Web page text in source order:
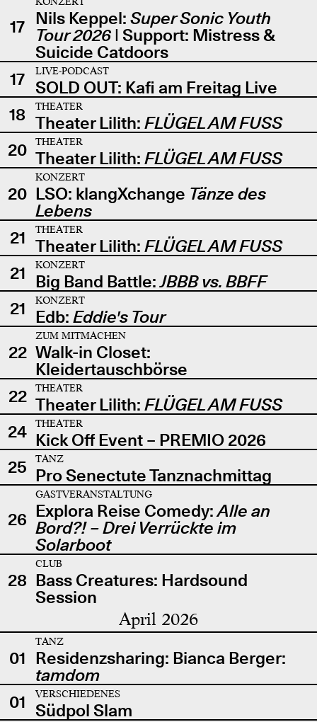
17 Nils Keppel: Super Sonic Youth
Tour 2026| Support: Mistress &
Suicide Catdoors
17
LIVE-PODCAST
SOLD OUT: Kafi am Freitag Live
18
THEATER
Theater Lilith: FLÜGEL AM FUSS
20
THEATER
Theater Lilith: FLÜGEL AM FUSS
20
KONZERT
LSO: klangXchange Tänze des
Lebens
21
THEATER
Theater Lilith: FLÜGEL AM FUSS
21
KONZERT
Big Band Battle:JBBB vs. BBFF
21
KONZERT
Edb: Eddie's Tour
22
ZUM MITMACHEN
Walk-in Closet:
Kleidertauschbörse
22
THEATER
Theater Lilith: FLÜGEL AM FUSS
24
THEATER
Kick Off Event – PREMIO 2026
25
TANZ
Pro Senectute Tanznachmittag
26
GASTVERANSTALTUNG
Explora Reise Comedy:Alle an
Bord?! – Drei Verrückte im
Solarboot
28
CLUB
Bass Creatures: Hardsound
Session
April 2026
01
TANZ
Residenzsharing: Bianca Berger:
tamdom
01
VERSCHIEDENES
Südpol Slam